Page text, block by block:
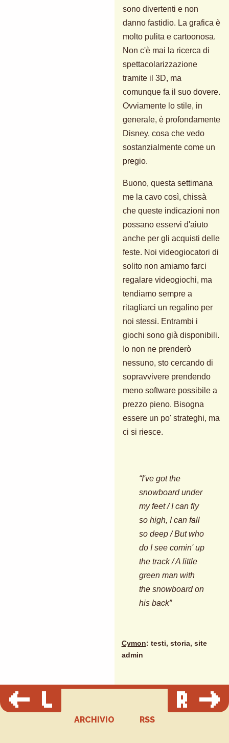
sono divertenti e non
danno fastidio. La grafica è
molto pulita e cartoonosa.
Non c'è mai la ricerca di
spettacolarizzazione
tramite il 3D, ma
comunque fa il suo dovere.
Ovviamente lo stile, in
generale, è profondamente
Disney, cosa che vedo
sostanzialmente come un
pregio.
Buono, questa settimana
me la cavo così, chissà
che queste indicazioni non
possano esservi d'aiuto
anche per gli acquisti delle
feste. Noi videogiocatori di
solito non amiamo farci
regalare videogiochi, ma
tendiamo sempre a
ritagliarci un regalino per
noi stessi. Entrambi i
giochi sono già disponibili.
Io non ne prenderò
nessuno, sto cercando di
sopravvivere prendendo
meno software possibile a
prezzo pieno. Bisogna
essere un po' strateghi, ma
ci si riesce.
“I've got the
snowboard under
my feet / I can fly
so high, I can fall
so deep / But who
do I see comin' up
the track / A little
green man with
the snowboard on
his back”
Cymon: testi, storia, site
admin
ARCHIVIO RSS